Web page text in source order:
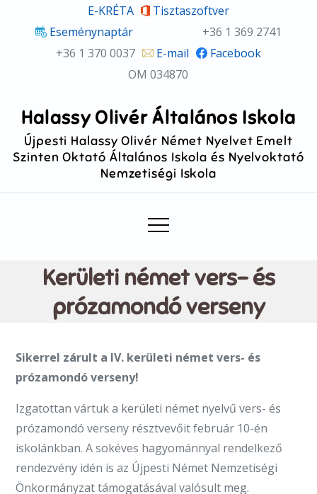
E-KRÉTA
Tisztaszoftver
Eseménynaptár
+36 1 369 2741
+36 1 370 0037
E-mail
Facebook
OM 034870
Halassy Olivér Általános Iskola
Újpesti Halassy Olivér Német Nyelvet Emelt
Szinten Oktató Általános Iskola és Nyelvoktató
Nemzetiségi Iskola
Kerületi német vers- és
prózamondó verseny
Sikerrel zárult a IV. kerületi német vers- és
prózamondó verseny!
Izgatottan vártuk a kerületi német nyelvű vers- és
prózamondó verseny résztvevőit február 10-én
iskolánkban. A sokéves hagyománnyal rendelkező
rendezvény idén is az Újpesti Német Nemzetiségi
Önkormányzat támogatásával valósult meg.